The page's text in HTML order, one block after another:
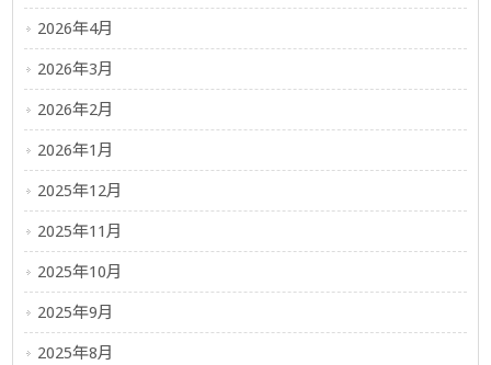
2026年4月
2026年3月
2026年2月
2026年1月
2025年12月
2025年11月
2025年10月
2025年9月
2025年8月